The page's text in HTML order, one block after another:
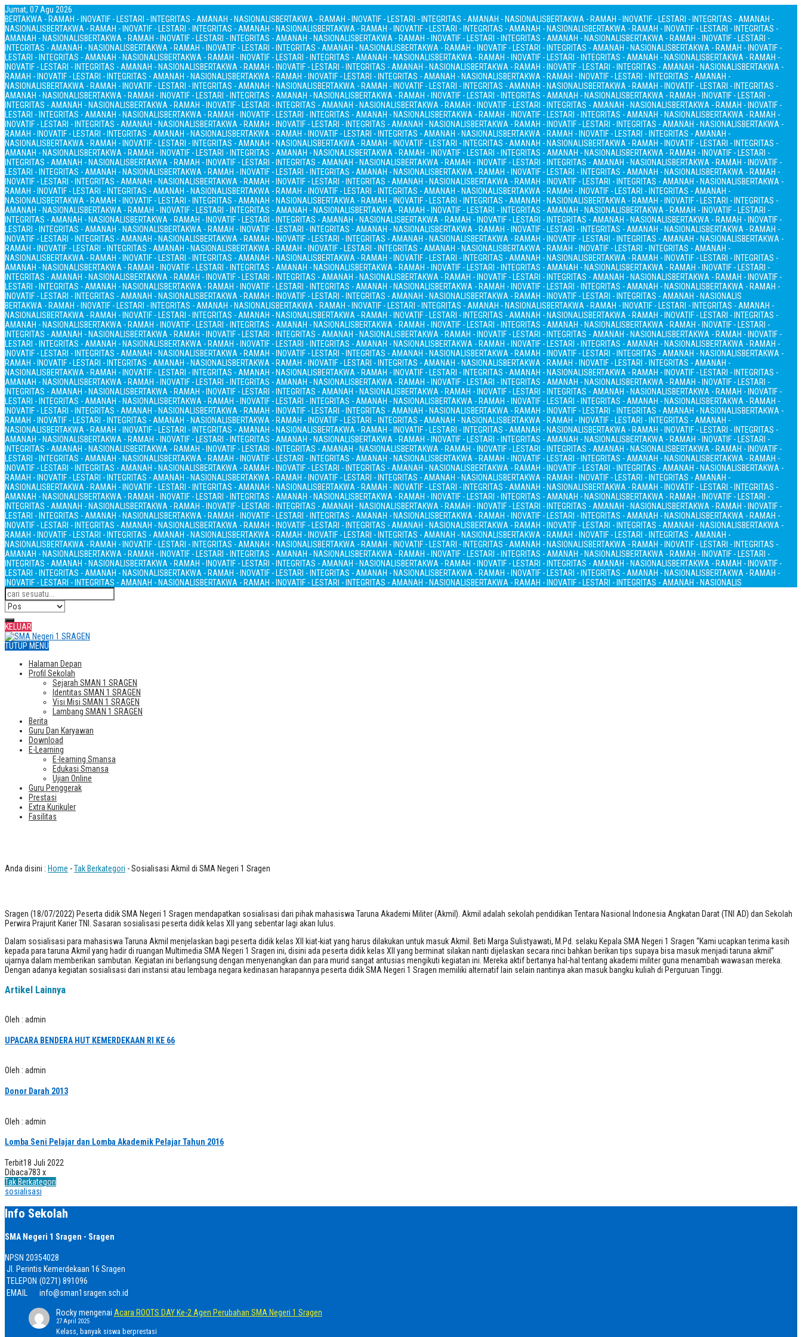
Jumat, 07 Agu 2026
BERTAKWA - RAMAH - INOVATIF - LESTARI - INTEGRITAS - AMANAH - NASIONALISBERTAKWA - RAMAH - INOVATIF - LESTARI - INTEGRITAS - AMANAH - NASIONALISBERTAKWA - RAMAH - INOVATIF - LESTARI - INTEGRITAS - AMANAH -
NASIONALISBERTAKWA - RAMAH - INOVATIF - LESTARI - INTEGRITAS - AMANAH - NASIONALISBERTAKWA - RAMAH - INOVATIF - LESTARI - INTEGRITAS - AMANAH - NASIONALISBERTAKWA - RAMAH - INOVATIF - LESTARI - INTEGRITAS -
AMANAH - NASIONALISBERTAKWA - RAMAH - INOVATIF - LESTARI - INTEGRITAS - AMANAH - NASIONALISBERTAKWA - RAMAH - INOVATIF - LESTARI - INTEGRITAS - AMANAH - NASIONALISBERTAKWA - RAMAH - INOVATIF - LESTARI -
INTEGRITAS - AMANAH - NASIONALISBERTAKWA - RAMAH - INOVATIF - LESTARI - INTEGRITAS - AMANAH - NASIONALISBERTAKWA - RAMAH - INOVATIF - LESTARI - INTEGRITAS - AMANAH - NASIONALISBERTAKWA - RAMAH - INOVATIF -
LESTARI - INTEGRITAS - AMANAH - NASIONALISBERTAKWA - RAMAH - INOVATIF - LESTARI - INTEGRITAS - AMANAH - NASIONALISBERTAKWA - RAMAH - INOVATIF - LESTARI - INTEGRITAS - AMANAH - NASIONALISBERTAKWA - RAMAH -
INOVATIF - LESTARI - INTEGRITAS - AMANAH - NASIONALISBERTAKWA - RAMAH - INOVATIF - LESTARI - INTEGRITAS - AMANAH - NASIONALISBERTAKWA - RAMAH - INOVATIF - LESTARI - INTEGRITAS - AMANAH - NASIONALISBERTAKWA -
RAMAH - INOVATIF - LESTARI - INTEGRITAS - AMANAH - NASIONALISBERTAKWA - RAMAH - INOVATIF - LESTARI - INTEGRITAS - AMANAH - NASIONALISBERTAKWA - RAMAH - INOVATIF - LESTARI - INTEGRITAS - AMANAH -
NASIONALISBERTAKWA - RAMAH - INOVATIF - LESTARI - INTEGRITAS - AMANAH - NASIONALISBERTAKWA - RAMAH - INOVATIF - LESTARI - INTEGRITAS - AMANAH - NASIONALISBERTAKWA - RAMAH - INOVATIF - LESTARI - INTEGRITAS -
AMANAH - NASIONALISBERTAKWA - RAMAH - INOVATIF - LESTARI - INTEGRITAS - AMANAH - NASIONALISBERTAKWA - RAMAH - INOVATIF - LESTARI - INTEGRITAS - AMANAH - NASIONALISBERTAKWA - RAMAH - INOVATIF - LESTARI -
INTEGRITAS - AMANAH - NASIONALISBERTAKWA - RAMAH - INOVATIF - LESTARI - INTEGRITAS - AMANAH - NASIONALISBERTAKWA - RAMAH - INOVATIF - LESTARI - INTEGRITAS - AMANAH - NASIONALISBERTAKWA - RAMAH - INOVATIF -
LESTARI - INTEGRITAS - AMANAH - NASIONALISBERTAKWA - RAMAH - INOVATIF - LESTARI - INTEGRITAS - AMANAH - NASIONALISBERTAKWA - RAMAH - INOVATIF - LESTARI - INTEGRITAS - AMANAH - NASIONALISBERTAKWA - RAMAH -
INOVATIF - LESTARI - INTEGRITAS - AMANAH - NASIONALISBERTAKWA - RAMAH - INOVATIF - LESTARI - INTEGRITAS - AMANAH - NASIONALISBERTAKWA - RAMAH - INOVATIF - LESTARI - INTEGRITAS - AMANAH - NASIONALISBERTAKWA -
RAMAH - INOVATIF - LESTARI - INTEGRITAS - AMANAH - NASIONALISBERTAKWA - RAMAH - INOVATIF - LESTARI - INTEGRITAS - AMANAH - NASIONALISBERTAKWA - RAMAH - INOVATIF - LESTARI - INTEGRITAS - AMANAH -
NASIONALISBERTAKWA - RAMAH - INOVATIF - LESTARI - INTEGRITAS - AMANAH - NASIONALISBERTAKWA - RAMAH - INOVATIF - LESTARI - INTEGRITAS - AMANAH - NASIONALISBERTAKWA - RAMAH - INOVATIF - LESTARI - INTEGRITAS -
AMANAH - NASIONALISBERTAKWA - RAMAH - INOVATIF - LESTARI - INTEGRITAS - AMANAH - NASIONALISBERTAKWA - RAMAH - INOVATIF - LESTARI - INTEGRITAS - AMANAH - NASIONALISBERTAKWA - RAMAH - INOVATIF - LESTARI -
INTEGRITAS - AMANAH - NASIONALISBERTAKWA - RAMAH - INOVATIF - LESTARI - INTEGRITAS - AMANAH - NASIONALISBERTAKWA - RAMAH - INOVATIF - LESTARI - INTEGRITAS - AMANAH - NASIONALISBERTAKWA - RAMAH - INOVATIF -
LESTARI - INTEGRITAS - AMANAH - NASIONALISBERTAKWA - RAMAH - INOVATIF - LESTARI - INTEGRITAS - AMANAH - NASIONALISBERTAKWA - RAMAH - INOVATIF - LESTARI - INTEGRITAS - AMANAH - NASIONALISBERTAKWA - RAMAH -
INOVATIF - LESTARI - INTEGRITAS - AMANAH - NASIONALISBERTAKWA - RAMAH - INOVATIF - LESTARI - INTEGRITAS - AMANAH - NASIONALISBERTAKWA - RAMAH - INOVATIF - LESTARI - INTEGRITAS - AMANAH - NASIONALISBERTAKWA -
RAMAH - INOVATIF - LESTARI - INTEGRITAS - AMANAH - NASIONALISBERTAKWA - RAMAH - INOVATIF - LESTARI - INTEGRITAS - AMANAH - NASIONALISBERTAKWA - RAMAH - INOVATIF - LESTARI - INTEGRITAS - AMANAH -
NASIONALISBERTAKWA - RAMAH - INOVATIF - LESTARI - INTEGRITAS - AMANAH - NASIONALISBERTAKWA - RAMAH - INOVATIF - LESTARI - INTEGRITAS - AMANAH - NASIONALISBERTAKWA - RAMAH - INOVATIF - LESTARI - INTEGRITAS -
AMANAH - NASIONALISBERTAKWA - RAMAH - INOVATIF - LESTARI - INTEGRITAS - AMANAH - NASIONALISBERTAKWA - RAMAH - INOVATIF - LESTARI - INTEGRITAS - AMANAH - NASIONALISBERTAKWA - RAMAH - INOVATIF - LESTARI -
INTEGRITAS - AMANAH - NASIONALISBERTAKWA - RAMAH - INOVATIF - LESTARI - INTEGRITAS - AMANAH - NASIONALISBERTAKWA - RAMAH - INOVATIF - LESTARI - INTEGRITAS - AMANAH - NASIONALISBERTAKWA - RAMAH - INOVATIF -
LESTARI - INTEGRITAS - AMANAH - NASIONALISBERTAKWA - RAMAH - INOVATIF - LESTARI - INTEGRITAS - AMANAH - NASIONALISBERTAKWA - RAMAH - INOVATIF - LESTARI - INTEGRITAS - AMANAH - NASIONALISBERTAKWA - RAMAH -
INOVATIF - LESTARI - INTEGRITAS - AMANAH - NASIONALISBERTAKWA - RAMAH - INOVATIF - LESTARI - INTEGRITAS - AMANAH - NASIONALISBERTAKWA - RAMAH - INOVATIF - LESTARI - INTEGRITAS - AMANAH - NASIONALISBERTAKWA -
RAMAH - INOVATIF - LESTARI - INTEGRITAS - AMANAH - NASIONALISBERTAKWA - RAMAH - INOVATIF - LESTARI - INTEGRITAS - AMANAH - NASIONALISBERTAKWA - RAMAH - INOVATIF - LESTARI - INTEGRITAS - AMANAH -
NASIONALISBERTAKWA - RAMAH - INOVATIF - LESTARI - INTEGRITAS - AMANAH - NASIONALISBERTAKWA - RAMAH - INOVATIF - LESTARI - INTEGRITAS - AMANAH - NASIONALISBERTAKWA - RAMAH - INOVATIF - LESTARI - INTEGRITAS -
AMANAH - NASIONALISBERTAKWA - RAMAH - INOVATIF - LESTARI - INTEGRITAS - AMANAH - NASIONALISBERTAKWA - RAMAH - INOVATIF - LESTARI - INTEGRITAS - AMANAH - NASIONALISBERTAKWA - RAMAH - INOVATIF - LESTARI -
INTEGRITAS - AMANAH - NASIONALISBERTAKWA - RAMAH - INOVATIF - LESTARI - INTEGRITAS - AMANAH - NASIONALISBERTAKWA - RAMAH - INOVATIF - LESTARI - INTEGRITAS - AMANAH - NASIONALISBERTAKWA - RAMAH - INOVATIF -
LESTARI - INTEGRITAS - AMANAH - NASIONALISBERTAKWA - RAMAH - INOVATIF - LESTARI - INTEGRITAS - AMANAH - NASIONALISBERTAKWA - RAMAH - INOVATIF - LESTARI - INTEGRITAS - AMANAH - NASIONALISBERTAKWA - RAMAH -
INOVATIF - LESTARI - INTEGRITAS - AMANAH - NASIONALISBERTAKWA - RAMAH - INOVATIF - LESTARI - INTEGRITAS - AMANAH - NASIONALISBERTAKWA - RAMAH - INOVATIF - LESTARI - INTEGRITAS - AMANAH - NASIONALIS
BERTAKWA - RAMAH - INOVATIF - LESTARI - INTEGRITAS - AMANAH - NASIONALISBERTAKWA - RAMAH - INOVATIF - LESTARI - INTEGRITAS - AMANAH - NASIONALISBERTAKWA - RAMAH - INOVATIF - LESTARI - INTEGRITAS - AMANAH -
NASIONALISBERTAKWA - RAMAH - INOVATIF - LESTARI - INTEGRITAS - AMANAH - NASIONALISBERTAKWA - RAMAH - INOVATIF - LESTARI - INTEGRITAS - AMANAH - NASIONALISBERTAKWA - RAMAH - INOVATIF - LESTARI - INTEGRITAS -
AMANAH - NASIONALISBERTAKWA - RAMAH - INOVATIF - LESTARI - INTEGRITAS - AMANAH - NASIONALISBERTAKWA - RAMAH - INOVATIF - LESTARI - INTEGRITAS - AMANAH - NASIONALISBERTAKWA - RAMAH - INOVATIF - LESTARI -
INTEGRITAS - AMANAH - NASIONALISBERTAKWA - RAMAH - INOVATIF - LESTARI - INTEGRITAS - AMANAH - NASIONALISBERTAKWA - RAMAH - INOVATIF - LESTARI - INTEGRITAS - AMANAH - NASIONALISBERTAKWA - RAMAH - INOVATIF -
LESTARI - INTEGRITAS - AMANAH - NASIONALISBERTAKWA - RAMAH - INOVATIF - LESTARI - INTEGRITAS - AMANAH - NASIONALISBERTAKWA - RAMAH - INOVATIF - LESTARI - INTEGRITAS - AMANAH - NASIONALISBERTAKWA - RAMAH -
INOVATIF - LESTARI - INTEGRITAS - AMANAH - NASIONALISBERTAKWA - RAMAH - INOVATIF - LESTARI - INTEGRITAS - AMANAH - NASIONALISBERTAKWA - RAMAH - INOVATIF - LESTARI - INTEGRITAS - AMANAH - NASIONALISBERTAKWA -
RAMAH - INOVATIF - LESTARI - INTEGRITAS - AMANAH - NASIONALISBERTAKWA - RAMAH - INOVATIF - LESTARI - INTEGRITAS - AMANAH - NASIONALISBERTAKWA - RAMAH - INOVATIF - LESTARI - INTEGRITAS - AMANAH -
NASIONALISBERTAKWA - RAMAH - INOVATIF - LESTARI - INTEGRITAS - AMANAH - NASIONALISBERTAKWA - RAMAH - INOVATIF - LESTARI - INTEGRITAS - AMANAH - NASIONALISBERTAKWA - RAMAH - INOVATIF - LESTARI - INTEGRITAS -
AMANAH - NASIONALISBERTAKWA - RAMAH - INOVATIF - LESTARI - INTEGRITAS - AMANAH - NASIONALISBERTAKWA - RAMAH - INOVATIF - LESTARI - INTEGRITAS - AMANAH - NASIONALISBERTAKWA - RAMAH - INOVATIF - LESTARI -
INTEGRITAS - AMANAH - NASIONALISBERTAKWA - RAMAH - INOVATIF - LESTARI - INTEGRITAS - AMANAH - NASIONALISBERTAKWA - RAMAH - INOVATIF - LESTARI - INTEGRITAS - AMANAH - NASIONALISBERTAKWA - RAMAH - INOVATIF -
LESTARI - INTEGRITAS - AMANAH - NASIONALISBERTAKWA - RAMAH - INOVATIF - LESTARI - INTEGRITAS - AMANAH - NASIONALISBERTAKWA - RAMAH - INOVATIF - LESTARI - INTEGRITAS - AMANAH - NASIONALISBERTAKWA - RAMAH -
INOVATIF - LESTARI - INTEGRITAS - AMANAH - NASIONALISBERTAKWA - RAMAH - INOVATIF - LESTARI - INTEGRITAS - AMANAH - NASIONALISBERTAKWA - RAMAH - INOVATIF - LESTARI - INTEGRITAS - AMANAH - NASIONALISBERTAKWA -
RAMAH - INOVATIF - LESTARI - INTEGRITAS - AMANAH - NASIONALISBERTAKWA - RAMAH - INOVATIF - LESTARI - INTEGRITAS - AMANAH - NASIONALISBERTAKWA - RAMAH - INOVATIF - LESTARI - INTEGRITAS - AMANAH -
NASIONALISBERTAKWA - RAMAH - INOVATIF - LESTARI - INTEGRITAS - AMANAH - NASIONALISBERTAKWA - RAMAH - INOVATIF - LESTARI - INTEGRITAS - AMANAH - NASIONALISBERTAKWA - RAMAH - INOVATIF - LESTARI - INTEGRITAS -
AMANAH - NASIONALISBERTAKWA - RAMAH - INOVATIF - LESTARI - INTEGRITAS - AMANAH - NASIONALISBERTAKWA - RAMAH - INOVATIF - LESTARI - INTEGRITAS - AMANAH - NASIONALISBERTAKWA - RAMAH - INOVATIF - LESTARI -
INTEGRITAS - AMANAH - NASIONALISBERTAKWA - RAMAH - INOVATIF - LESTARI - INTEGRITAS - AMANAH - NASIONALISBERTAKWA - RAMAH - INOVATIF - LESTARI - INTEGRITAS - AMANAH - NASIONALISBERTAKWA - RAMAH - INOVATIF -
LESTARI - INTEGRITAS - AMANAH - NASIONALISBERTAKWA - RAMAH - INOVATIF - LESTARI - INTEGRITAS - AMANAH - NASIONALISBERTAKWA - RAMAH - INOVATIF - LESTARI - INTEGRITAS - AMANAH - NASIONALISBERTAKWA - RAMAH -
INOVATIF - LESTARI - INTEGRITAS - AMANAH - NASIONALISBERTAKWA - RAMAH - INOVATIF - LESTARI - INTEGRITAS - AMANAH - NASIONALISBERTAKWA - RAMAH - INOVATIF - LESTARI - INTEGRITAS - AMANAH - NASIONALISBERTAKWA -
RAMAH - INOVATIF - LESTARI - INTEGRITAS - AMANAH - NASIONALISBERTAKWA - RAMAH - INOVATIF - LESTARI - INTEGRITAS - AMANAH - NASIONALISBERTAKWA - RAMAH - INOVATIF - LESTARI - INTEGRITAS - AMANAH -
NASIONALISBERTAKWA - RAMAH - INOVATIF - LESTARI - INTEGRITAS - AMANAH - NASIONALISBERTAKWA - RAMAH - INOVATIF - LESTARI - INTEGRITAS - AMANAH - NASIONALISBERTAKWA - RAMAH - INOVATIF - LESTARI - INTEGRITAS -
AMANAH - NASIONALISBERTAKWA - RAMAH - INOVATIF - LESTARI - INTEGRITAS - AMANAH - NASIONALISBERTAKWA - RAMAH - INOVATIF - LESTARI - INTEGRITAS - AMANAH - NASIONALISBERTAKWA - RAMAH - INOVATIF - LESTARI -
INTEGRITAS - AMANAH - NASIONALISBERTAKWA - RAMAH - INOVATIF - LESTARI - INTEGRITAS - AMANAH - NASIONALISBERTAKWA - RAMAH - INOVATIF - LESTARI - INTEGRITAS - AMANAH - NASIONALISBERTAKWA - RAMAH - INOVATIF -
LESTARI - INTEGRITAS - AMANAH - NASIONALISBERTAKWA - RAMAH - INOVATIF - LESTARI - INTEGRITAS - AMANAH - NASIONALISBERTAKWA - RAMAH - INOVATIF - LESTARI - INTEGRITAS - AMANAH - NASIONALISBERTAKWA - RAMAH -
INOVATIF - LESTARI - INTEGRITAS - AMANAH - NASIONALISBERTAKWA - RAMAH - INOVATIF - LESTARI - INTEGRITAS - AMANAH - NASIONALISBERTAKWA - RAMAH - INOVATIF - LESTARI - INTEGRITAS - AMANAH - NASIONALISBERTAKWA -
RAMAH - INOVATIF - LESTARI - INTEGRITAS - AMANAH - NASIONALISBERTAKWA - RAMAH - INOVATIF - LESTARI - INTEGRITAS - AMANAH - NASIONALISBERTAKWA - RAMAH - INOVATIF - LESTARI - INTEGRITAS - AMANAH -
NASIONALISBERTAKWA - RAMAH - INOVATIF - LESTARI - INTEGRITAS - AMANAH - NASIONALISBERTAKWA - RAMAH - INOVATIF - LESTARI - INTEGRITAS - AMANAH - NASIONALISBERTAKWA - RAMAH - INOVATIF - LESTARI - INTEGRITAS -
AMANAH - NASIONALISBERTAKWA - RAMAH - INOVATIF - LESTARI - INTEGRITAS - AMANAH - NASIONALISBERTAKWA - RAMAH - INOVATIF - LESTARI - INTEGRITAS - AMANAH - NASIONALISBERTAKWA - RAMAH - INOVATIF - LESTARI -
INTEGRITAS - AMANAH - NASIONALISBERTAKWA - RAMAH - INOVATIF - LESTARI - INTEGRITAS - AMANAH - NASIONALISBERTAKWA - RAMAH - INOVATIF - LESTARI - INTEGRITAS - AMANAH - NASIONALISBERTAKWA - RAMAH - INOVATIF -
LESTARI - INTEGRITAS - AMANAH - NASIONALISBERTAKWA - RAMAH - INOVATIF - LESTARI - INTEGRITAS - AMANAH - NASIONALISBERTAKWA - RAMAH - INOVATIF - LESTARI - INTEGRITAS - AMANAH - NASIONALISBERTAKWA - RAMAH -
INOVATIF - LESTARI - INTEGRITAS - AMANAH - NASIONALISBERTAKWA - RAMAH - INOVATIF - LESTARI - INTEGRITAS - AMANAH - NASIONALISBERTAKWA - RAMAH - INOVATIF - LESTARI - INTEGRITAS - AMANAH - NASIONALIS
KELUAR
TUTUP MENU
Halaman Depan
Profil Sekolah
Sejarah SMAN 1 SRAGEN
Identitas SMAN 1 SRAGEN
Visi Misi SMAN 1 SRAGEN
Lambang SMAN 1 SRAGEN
Berita
Guru Dan Karyawan
Download
E-Learning
E-learning Smansa
Edukasi Smansa
Ujian Online
Guru Penggerak
Prestasi
Extra Kurikuler
Fasilitas
Anda disini : Home -Tak Berkategori - Sosialisasi Akmil di SMA Negeri 1 Sragen
Sragen (18/07/2022) Peserta didik SMA Negeri 1 Sragen mendapatkan sosialisasi dari pihak mahasiswa Taruna Akademi Militer (Akmil). Akmil adalah sekolah pendidikan Tentara Nasional Indonesia Angkatan Darat (TNI AD) dan Sekolah
Perwira Prajurit Karier TNI. Sasaran sosialisasi peserta didik kelas XII yang sebentar lagi akan lulus.
Dalam sosialisasi para mahasiswa Taruna Akmil menjelaskan bagi peserta didik kelas XII kiat-kiat yang harus dilakukan untuk masuk Akmil. Beti Marga Sulistyawati, M.Pd. selaku Kepala SMA Negeri 1 Sragen “Kami ucapkan terima kasih
kepada para taruna Akmil yang hadir di ruangan Multimedia SMA Negeri 1 Sragen ini, disini ada peserta didik kelas XII yang berminat silakan nanti dijelaskan secara rinci bahkan berikan tips supaya bisa masuk menjadi taruna akmil”
ujarnya dalam memberikan sambutan. Kegiatan ini berlangsung dengan menyenangkan dan para murid sangat antusias mengikuti kegiatan ini. Mereka aktif bertanya hal-hal tentang akademi militer guna menambah wawasan mereka.
Dengan adanya kegiatan sosialisasi dari instansi atau lembaga negara kedinasan harapannya peserta didik SMA Negeri 1 Sragen memiliki alternatif lain selain nantinya akan masuk bangku kuliah di Perguruan Tinggi.
Artikel Lainnya
Oleh : admin
UPACARA BENDERA HUT KEMERDEKAAN RI KE 66
Oleh : admin
Donor Darah 2013
Oleh : admin
Lomba Seni Pelajar dan Lomba Akademik Pelajar Tahun 2016
Terbit18 Juli 2022
Dibaca783 x
Tak Berkategori
sosialisasi
Info Sekolah
SMA Negeri 1 Sragen - Sragen
NPSN 20354028
Jl. Perintis Kemerdekaan 16 Sragen
TELEPON (0271) 891096
EMAIL
info@sman1sragen.sch.id
Rockymengenai Acara ROOTS DAY Ke-2 Agen Perubahan SMA Negeri 1 Sragen
27 April 2025
Kelass, banyak siswa berprestasi